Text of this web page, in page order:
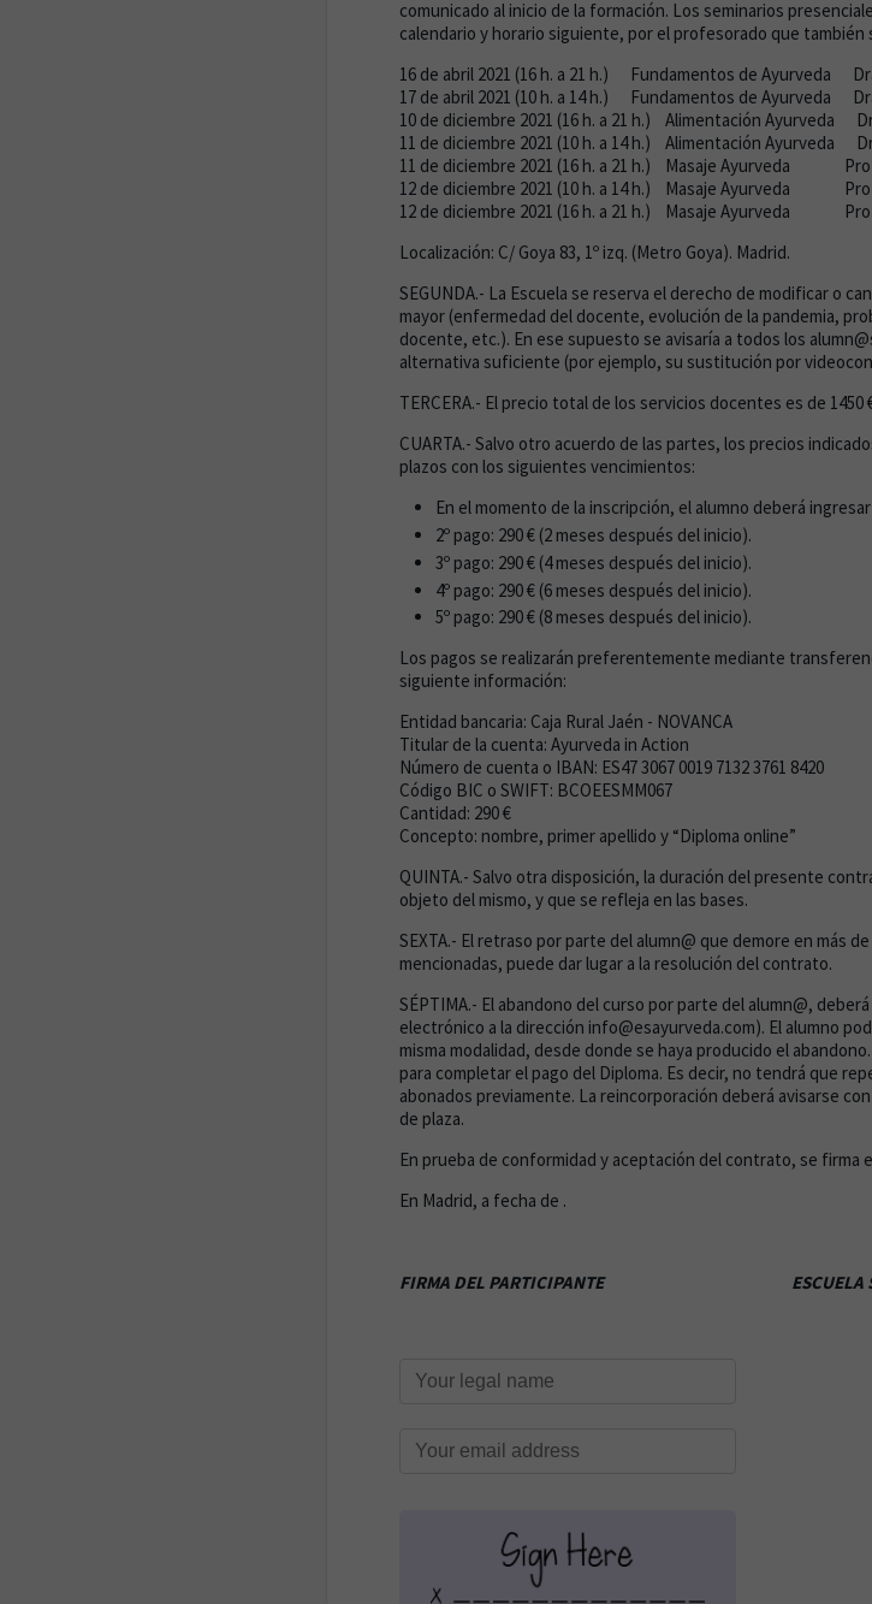
comunicado al inicio de la formación. Los seminarios
calendario y horario siguiente, por el profesorado que también
16 de abril 2021 (16 h. a 21 h.) Fundamentos de Ayurveda
17 de abril 2021 (10 h. a 14 h.) Fundamentos de Ayurveda
10 de diciembre 2021 (16 h. a 21 h.) Alimentación Ayurveda
11 de diciembre 2021 (10 h. a 14 h.) Alimentación Ayurveda
11 de diciembre 2021 (16 h. a 21 h.) Masaje Ayurveda
12 de diciembre 2021 (10 h. a 14 h.) Masaje Ayurveda
12 de diciembre 2021 (16 h. a 21 h.) Masaje Ayurveda
Localización: C/ Goya 83, 1º izq. (Metro Goya). Madrid.
SEGUNDA.- La Escuela se reserva el derecho de modificar o
mayor (enfermedad del docente, evolución de la pandemia,
docente, etc.). En ese supuesto se avisaría a todos los
alternativa suficiente (por ejemplo, su sustitución por
TERCERA.- El precio total de los servicios docentes es de 1450
CUARTA.- Salvo otro acuerdo de las partes, los precios
plazos con los siguientes vencimientos:
En el momento de la inscripción, el alumno deberá ingresar
2º pago: 290 € (2 meses después del inicio).
3º pago: 290 € (4 meses después del inicio).
4º pago: 290 € (6 meses después del inicio).
5º pago: 290 € (8 meses después del inicio).
Los pagos se realizarán preferentemente mediante
siguiente información:
Entidad bancaria: Caja Rural Jaén - NOVANCA
Titular de la cuenta: Ayurveda in Action
Número de cuenta o IBAN: ES47 3067 0019 7132 3761 8420
Código BIC o SWIFT: BCOEESMM067
Cantidad: 290 €
Concepto: nombre, primer apellido y “Diploma online”
QUINTA.- Salvo otra disposición, la duración del presente
objeto del mismo, y que se refleja en las bases.
SEXTA.- El retraso por parte del alumn@ que demore en más
mencionadas, puede dar lugar a la resolución del contrato.
SÉPTIMA.- El abandono del curso por parte del alumn@,
electrónico a la dirección info@esayurveda.com). El alumno
misma modalidad, desde donde se haya producido el
para completar el pago del Diploma. Es decir, no tendrá que
abonados previamente. La reincorporación deberá avisarse
de plaza.
En prueba de conformidad y aceptación del contrato, se firma
En Madrid, a fecha de .
FIRMA DEL PARTICIPANTE ESCUELA